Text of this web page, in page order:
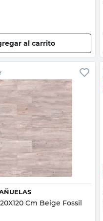
al carrito
Vista rápida
Cm Beige Fossil